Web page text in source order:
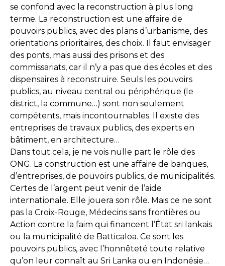
se confond avec la reconstruction à plus long
terme. La reconstruction est une affaire de
pouvoirs publics, avec des plans d’urbanisme, des
orientations prioritaires, des choix. Il faut envisager
des ponts, mais aussi des prisons et des
commissariats, car il n’y a pas que des écoles et des
dispensaires à reconstruire. Seuls les pouvoirs
publics, au niveau central ou périphérique (le
district, la commune…) sont non seulement
compétents, mais incontournables. Il existe des
entreprises de travaux publics, des experts en
bâtiment, en architecture…
Dans tout cela, je ne vois nulle part le rôle des
ONG. La construction est une affaire de banques,
d’entreprises, de pouvoirs publics, de municipalités.
Certes de l’argent peut venir de l’aide
internationale. Elle jouera son rôle. Mais ce ne sont
pas la Croix-Rouge, Médecins sans frontières ou
Action contre la faim qui financent l’État sri lankais
ou la municipalité de Batticaloa. Ce sont les
pouvoirs publics, avec l’honnêteté toute relative
qu’on leur connaît au Sri Lanka ou en Indonésie…